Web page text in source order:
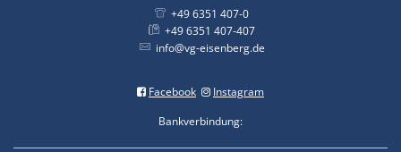
+49 6351 407-0
+49 6351 407-407
info@vg-eisenberg.de
Facebook
Instagram
Bankverbindung: